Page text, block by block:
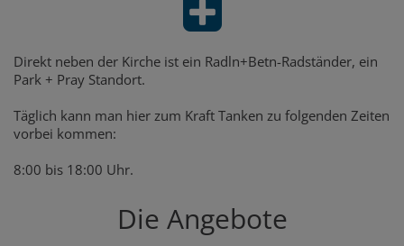
Direkt neben der Kirche ist ein Radln+Betn-Radständer, ein
Park + Pray Standort.
Täglich kann man hier zum Kraft Tanken zu folgenden Zeiten
vorbei kommen:
8:00 bis 18:00 Uhr.
Die Angebote